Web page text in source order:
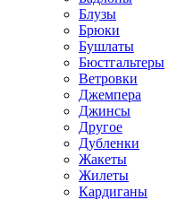
Блузы
Брюки
Бушлаты
Бюстгальтеры
Ветровки
Джемпера
Джинсы
Другое
Дубленки
Жакеты
Жилеты
Кардиганы